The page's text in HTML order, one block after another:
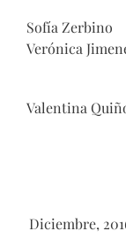
Verónica
Valentina
Diciembre,